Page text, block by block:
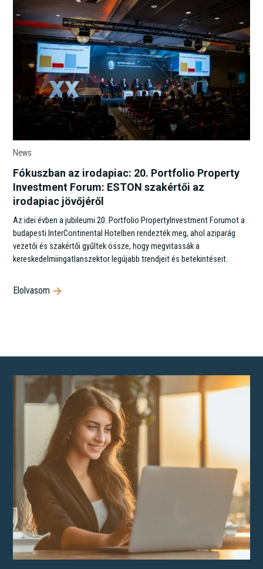
News
Fókuszban az irodapiac: 20. Portfolio Property
Investment Forum: ESTON szakértői az
irodapiac jövőjéről
Az idei évben a jubileumi 20. Portfolio PropertyInvestment Forumot a
budapesti InterContinental Hotelben rendezték meg, ahol aziparág
vezetői és szakértői gyűltek össze, hogy megvitassák a
kereskedelmiingatlanszektor legújabb trendjeit és betekintéseit.
Elolvasom